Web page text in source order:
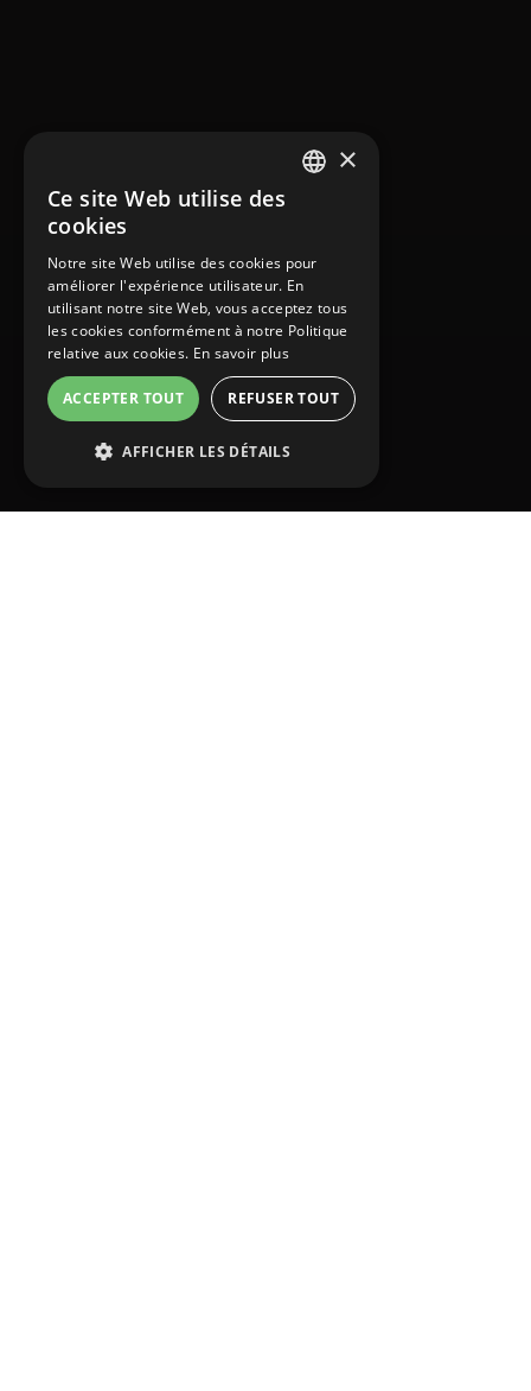
FRENCH
GERMAN
ITALIAN
SPANISH
×
Ce site Web utilise des
cookies
Notre site Web utilise des cookies pour
améliorer l'expérience utilisateur. En
utilisant notre site Web, vous acceptez tous
les cookies conformément à notre Politique
relative aux cookies. En savoir plus
ACCEPTER TOUT REFUSER TOUT
AFFICHER LES DÉTAILS